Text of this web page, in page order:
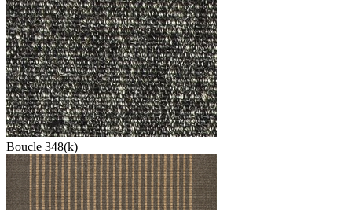
Boucle 348(k)